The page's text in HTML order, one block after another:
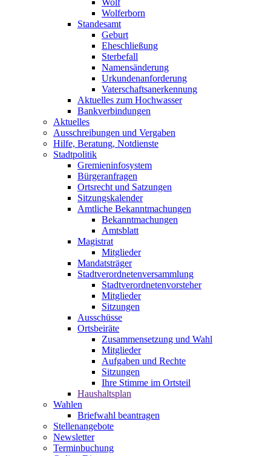
Wolf
Wolferborn
Standesamt
Geburt
Eheschließung
Sterbefall
Namensänderung
Urkundenanforderung
Vaterschaftsanerkennung
Aktuelles zum Hochwasser
Bankverbindungen
Aktuelles
Ausschreibungen und Vergaben
Hilfe, Beratung, Notdienste
Stadtpolitik
Gremieninfosystem
Bürgeranfragen
Ortsrecht und Satzungen
Sitzungskalender
Amtliche Bekanntmachungen
Bekanntmachungen
Amtsblatt
Magistrat
Mitglieder
Mandatsträger
Stadtverordnetenversammlung
Stadtverordnetenvorsteher
Mitglieder
Sitzungen
Ausschüsse
Ortsbeiräte
Zusammensetzung und Wahl
Mitglieder
Aufgaben und Rechte
Sitzungen
Ihre Stimme im Ortsteil
Haushaltsplan
Wahlen
Briefwahl beantragen
Stellenangebote
Newsletter
Terminbuchung